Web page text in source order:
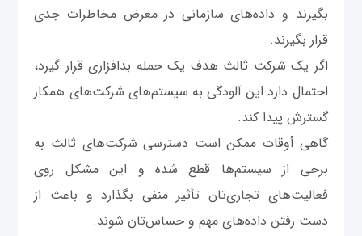
بگیرند و داده‌های سازمانی در معرض مخاطرات جدی
قرار بگیرند.
اگر یک شرکت ثالث هدف یک حمله بدافزاری قرار گیرد،
احتمال دارد این آلودگی به سیستم‌های شرکت‌های همکار
گسترش پیدا کند.
گاهی أوقات ممکن است دسترسی شرکت‌های ثالث به
برخی از سیستم‌ها قطع شده و این مشکل روی
فعالیت‌های تجاری‌تان تأثیر منفی بگذارد و باعث از
دست رفتن داده‌های مهم و حساس‌تان شوند.